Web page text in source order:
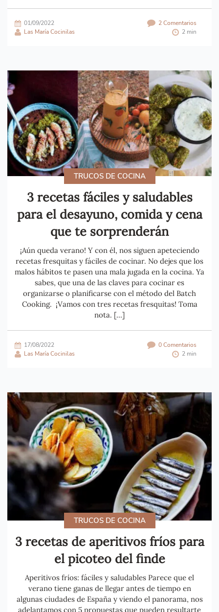
01/09/2022
2 Comentarios
Las María Cocinilas
2 min
TRUCOS DE COCINA
3 recetas fáciles y saludables
para el desayuno, comida y cena
que te sorprenderán
¡Aún queda verano! Y con él, nos siguen apeteciendo
recetas fresquitas y fáciles de cocinar. No dejes que los
malos hábitos te pasen una mala jugada en la cocina. Ya
sabes, que una de las claves para cocinar es
organizarse o planificarse con el método del Batch
Cooking. ¡Vamos con tres recetas fresquitas! Toma
nota. […]
17/08/2022
0 Comentarios
Las María Cocinilas
2 min
TRUCOS DE COCINA
3 recetas de aperitivos fríos para
el picoteo del finde
Aperitivos fríos: fáciles y saludables Parece que el
verano tiene ganas de llegar antes de tiempo en
algunas ciudades de España y viendo el panorama, nos
adelantamos con 5 propuestas que pueden resultarte